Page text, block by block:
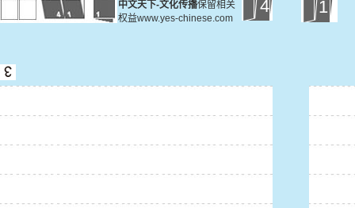
中文天下-文化传播保留相关
权益www.yes-chinese.com
4 1